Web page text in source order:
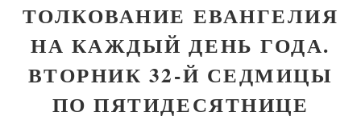
ТОЛКОВАНИЕ ЕВАНГЕЛИЯ
НА КАЖДЫЙ ДЕНЬ ГОДА.
ВТОРНИК 32-Й СЕДМИЦЫ
ПО ПЯТИДЕСЯТНИЦЕ